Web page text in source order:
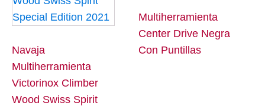
Navaja
Multiherramienta
Victorinox Climber
Wood Swiss Spirit
Multiherramienta
Center Drive Negra
Con Puntillas